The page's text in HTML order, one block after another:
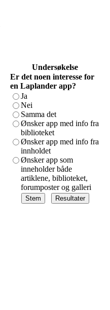
Undersøkelse
Er det noen interesse for
en Laplander app?
Ja
Nei
Samma det
Ønsker app med info fra
biblioteket
Ønsker app med info fra
innholdet
Ønsker app som
inneholder både
artiklene, biblioteket,
forumposter og galleri